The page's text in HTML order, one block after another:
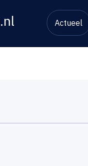
.nl Actueel